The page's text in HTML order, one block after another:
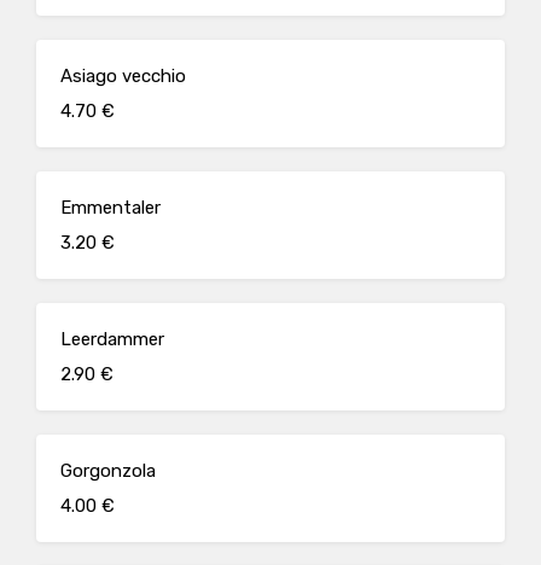
Asiago vecchio
4.70 €
Emmentaler
3.20 €
Leerdammer
2.90 €
Gorgonzola
4.00 €